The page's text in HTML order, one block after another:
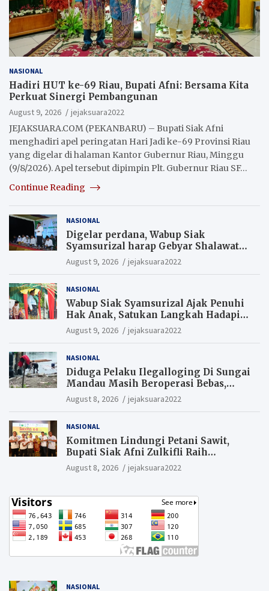
NASIONAL
Hadiri HUT ke-69 Riau, Bupati Afni: Bersama Kita
Perkuat Sinergi Pembangunan
August 9, 2026
jejaksuara2022
JEJAKSUARA.COM (PEKANBARU) – Bupati Siak Afni
menghadiri apel peringatan Hari Jadi ke-69 Provinsi Riau
yang digelar di halaman Kantor Gubernur Riau, Minggu
(9/8/2026). Apel tersebut dipimpin Plt. Gubernur Riau SF…
Continue Reading
NASIONAL
Digelar perdana, Wabup Siak
Syamsurizal harap Gebyar Shalawat
bisa meningkatkan nilai keagamaan
ditengah-tengah masyarakat.
August 9, 2026 jejaksuara2022
NASIONAL
Wabup Siak Syamsurizal Ajak Penuhi
Hak Anak, Satukan Langkah Hadapi
Tantangan Daerah
August 9, 2026 jejaksuara2022
NASIONAL
Diduga Pelaku Ilegalloging Di Sungai
Mandau Masih Beroperasi Bebas,
Masyarakat Minta Aparat Penegak
Hukum Segera Tangkap Aktor Dan
August 8, 2026 jejaksuara2022
NASIONAL
Komitmen Lindungi Petani Sawit,
Bupati Siak Afni Zulkifli Raih
Penghargaan SIEXPO 2026
August 8, 2026 jejaksuara2022
NASIONAL